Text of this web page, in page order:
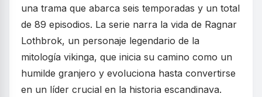
una trama que abarca seis temporadas y un total
de 89 episodios. La serie narra la vida de Ragnar
Lothbrok, un personaje legendario de la
mitología vikinga, que inicia su camino como un
humilde granjero y evoluciona hasta convertirse
en un líder crucial en la historia escandinava.